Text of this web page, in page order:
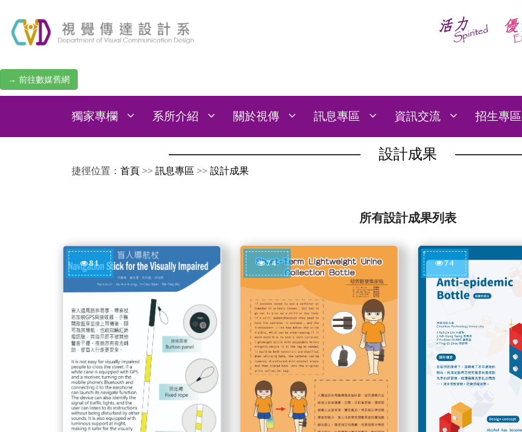
→ 前往數媒舊網
獨家專欄 系所介紹 關於視傳 訊息專區 資訊交流 招生專
設計成果
捷徑位置： 首頁 >> 訊息專區 >> 設計成果
所有設計成果列表
81 74 74